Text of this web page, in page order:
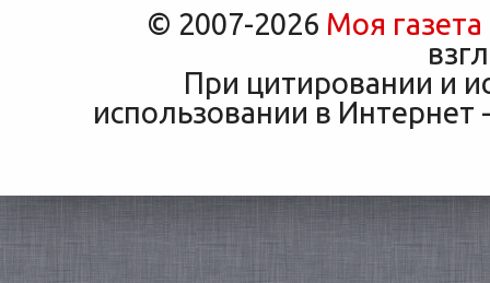
© 2007-2026 Моя газета
При цитировании и
использовании в Интернет